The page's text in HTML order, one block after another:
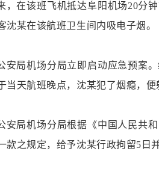
，在该班飞机抵达阜阳机场20分钟
沈某在该航班卫生间内吸电子烟。
安局机场分局立即启动应急预案
当天航班晚点，沈某犯了烟瘾，
安局机场分局根据《中国人民共
款之规定，给予沈某行政拘留5日